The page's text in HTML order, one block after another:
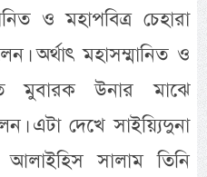
ও মহাপবিত্র চেহারা
অর্থাৎ মহাসম্মানিত ও
মুবারক উনার মাঝে
এটা দেখে সাইয়্যিদুনা
সালাম তিনি